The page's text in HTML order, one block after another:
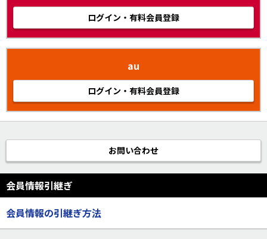
ログイン・有料会員登録
au
ログイン・有料会員登録
お問い合わせ
会員情報引継ぎ
会員情報の引継ぎ方法